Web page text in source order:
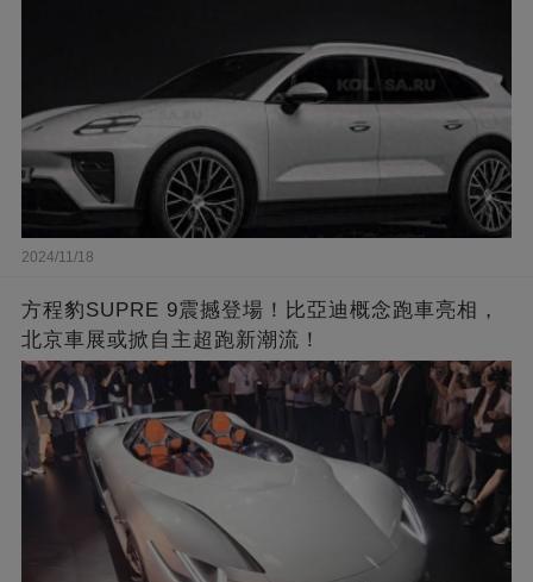
2024/11/18
方程豹SUPRE 9震撼登場！比亞迪概念跑車亮相，
北京車展或掀自主超跑新潮流！